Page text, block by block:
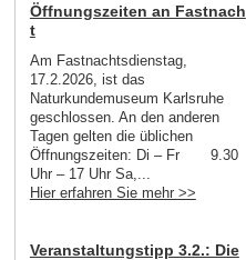
Öffnungszeiten an Fastnach
t
Am Fastnachtsdienstag,
17.2.2026, ist das
Naturkundemuseum Karlsruhe
geschlossen. An den anderen
Tagen gelten die üblichen
Öffnungszeiten: Di – Fr 9.30
Uhr – 17 Uhr Sa,...
Hier erfahren Sie mehr >>
Veranstaltungstipp 3.2.: Die